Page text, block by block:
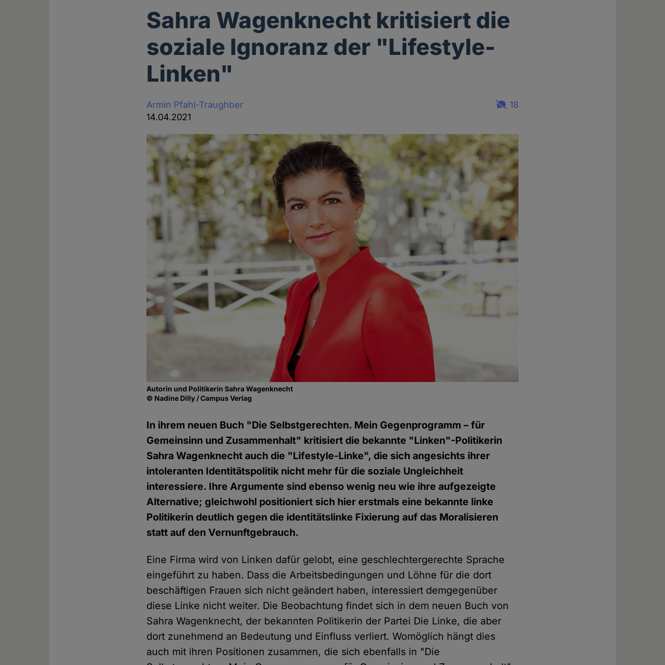
Sahra Wagenknecht kritisiert die
soziale Ignoranz der "Lifestyle-
Linken"
Armin Pfahl-Traughber
14.04.2021
18
Autorin und Politikerin Sahra Wagenknecht
© Nadine Dilly / Campus Verlag
In ihrem neuen Buch "Die Selbstgerechten. Mein Gegenprogramm – für
Gemeinsinn und Zusammenhalt" kritisiert die bekannte "Linken"-Politikerin
Sahra Wagenknecht auch die "Lifestyle-Linke", die sich angesichts ihrer
intoleranten Identitätspolitik nicht mehr für die soziale Ungleichheit
interessiere. Ihre Argumente sind ebenso wenig neu wie ihre aufgezeigte
Alternative; gleichwohl positioniert sich hier erstmals eine bekannte linke
Politikerin deutlich gegen die identitätslinke Fixierung auf das Moralisieren
statt auf den Vernunftgebrauch.
Eine Firma wird von Linken dafür gelobt, eine geschlechtergerechte Sprache
eingeführt zu haben. Dass die Arbeitsbedingungen und Löhne für die dort
beschäftigen Frauen sich nicht geändert haben, interessiert demgegenüber
diese Linke nicht weiter. Die Beobachtung findet sich in dem neuen Buch von
Sahra Wagenknecht, der bekannten Politikerin der Partei Die Linke, die aber
dort zunehmend an Bedeutung und Einfluss verliert. Womöglich hängt dies
auch mit ihren Positionen zusammen, die sich ebenfalls in "Die